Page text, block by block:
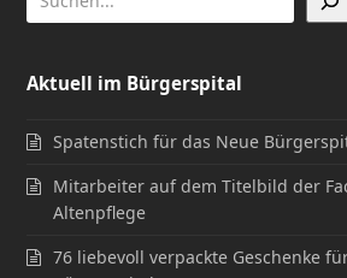
Aktuell im Bürgerspital
Spatenstich für das Neue
Mitarbeiter auf dem Titelbild der
Altenpflege
76 liebevoll verpackte Geschenke